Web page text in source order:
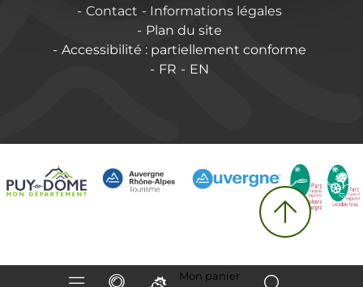
Mon panier
Contact
Informations légales
Plan du site
Accessibilité : partiellement conforme
FR
EN